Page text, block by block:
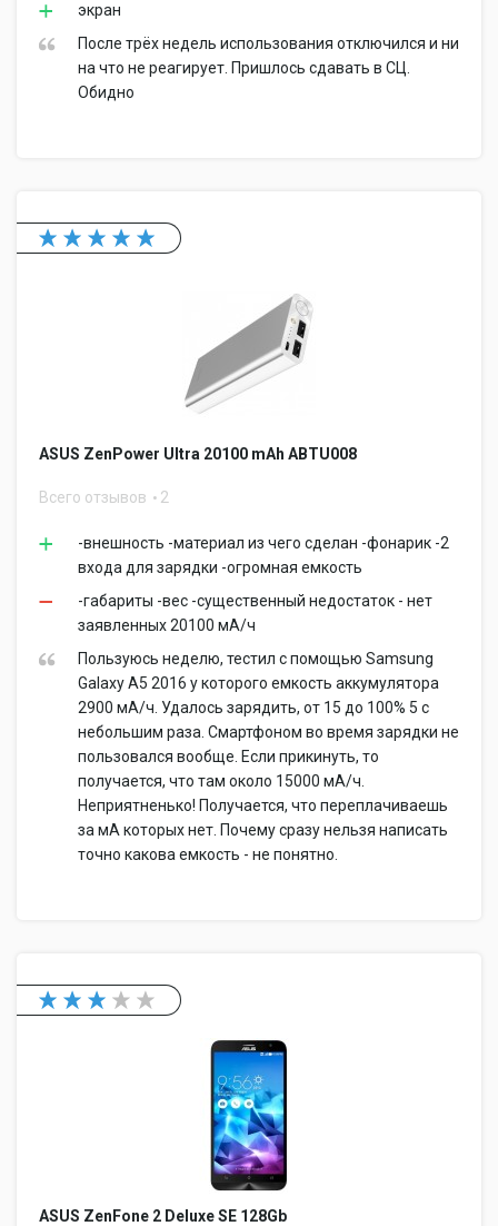
экран
После трёх недель использования отключился и ни
на что не реагирует. Пришлось сдавать в СЦ.
Обидно
ASUS ZenPower Ultra 20100 mAh ABTU008
Всего отзывов 2
-внешность -материал из чего сделан -фонарик -2
входа для зарядки -огромная емкость
-габариты -вес -существенный недостаток - нет
заявленных 20100 мА/ч
Пользуюсь неделю, тестил с помощью Samsung
Galaxy A5 2016 у которого емкость аккумулятора
2900 мА/ч. Удалось зарядить, от 15 до 100% 5 с
небольшим раза. Смартфоном во время зарядки не
пользовался вообще. Если прикинуть, то
получается, что там около 15000 мА/ч.
Неприятненько! Получается, что переплачиваешь
за мА которых нет. Почему сразу нельзя написать
точно какова емкость - не понятно.
ASUS ZenFone 2 Deluxe SE 128Gb